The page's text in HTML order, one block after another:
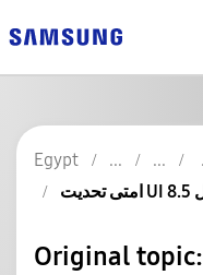
Egypt
Original topic: